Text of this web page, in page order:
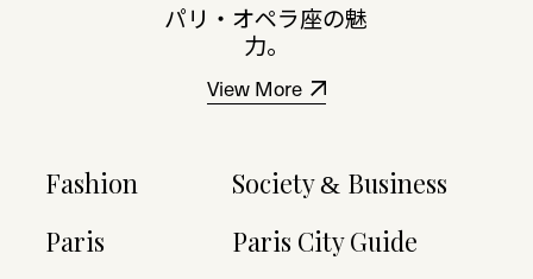
パリ・オペラ座の魅
力。
View More
Fashion
Paris
Society& Business
Paris City Guide